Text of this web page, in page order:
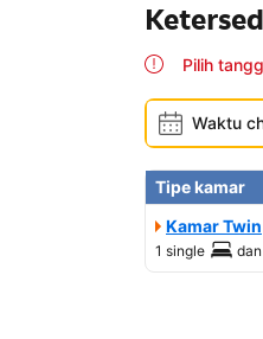
Pilih
Waktu
Tipe kamar
Kamar Twin
1 single dan